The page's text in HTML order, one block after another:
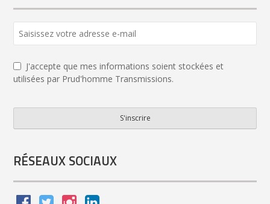
Address *
J'accepte que mes informations soient stockées et
utilisées par Prud'homme Transmissions.
S'inscrire
RÉSEAUX SOCIAUX